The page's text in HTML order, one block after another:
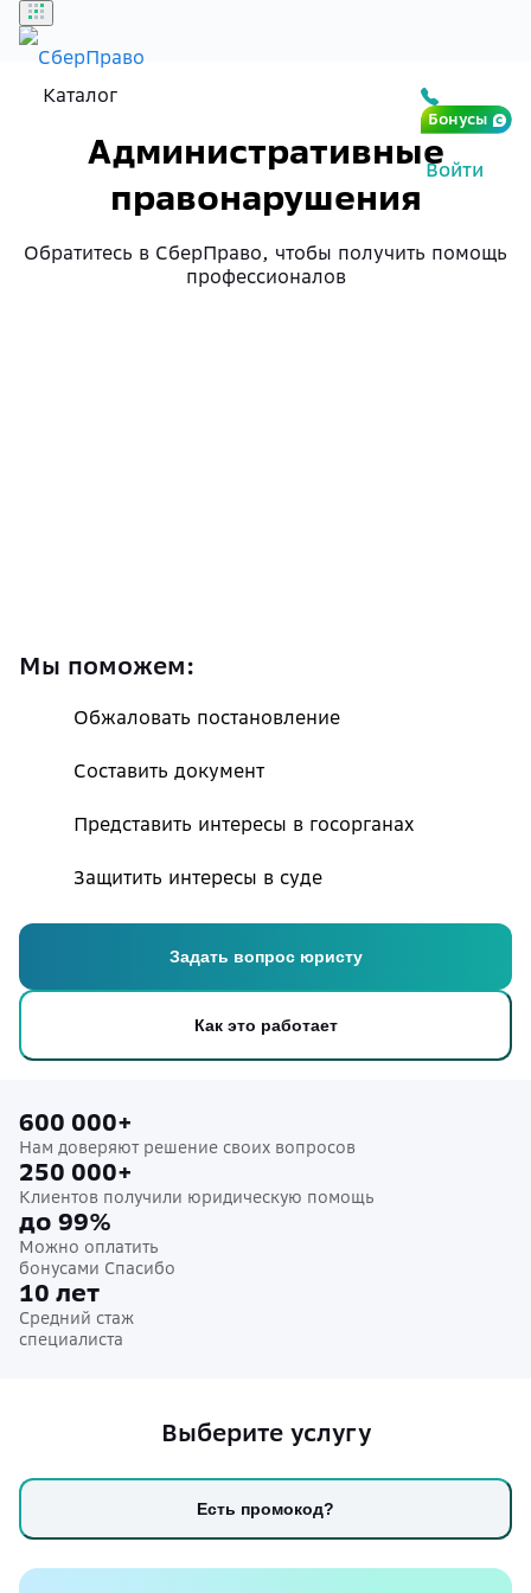
Бонусы
Войти
Каталог
Административные
правонарушения
Обратитесь в СберПраво, чтобы получить помощь
профессионалов
Мы поможем:
Обжаловать постановление
Составить документ
Представить интересы в госорганах
Защитить интересы в суде
Задать вопрос юристу
Как это работает
600 000+
Нам доверяют решение своих вопросов
250 000+
Клиентов получили юридическую помощь
до 99%
Можно оплатить
бонусами Спасибо
10 лет
Средний стаж
специалиста
Выберите услугу
Есть промокод?